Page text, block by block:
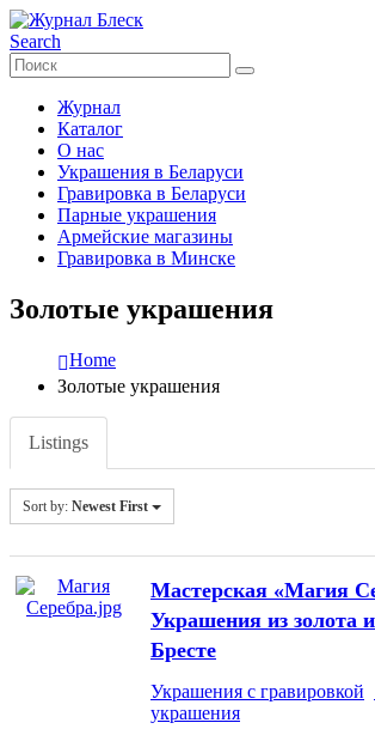
Search
Журнал
Каталог
О нас
Украшения в Беларуси
Гравировка в Беларуси
Парные украшения
Армейские магазины
Гравировка в Минске
Золотые украшения
Home
Золотые украшения
Listings
Sort by: Newest First
Мастерская «Магия
Украшения из золота
Бресте
Украшения с гравировкой
украшения